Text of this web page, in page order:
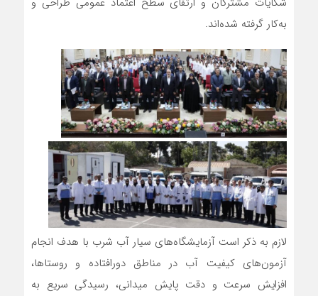
به‌کار گرفته شده‌اند.
لازم به ذکر است آزمایشگاه‌های سیار آب شرب با هدف انجام
آزمون‌های کیفیت آب در مناطق دورافتاده و روستاها،
افزایش سرعت و دقت پایش میدانی، رسیدگی سریع به